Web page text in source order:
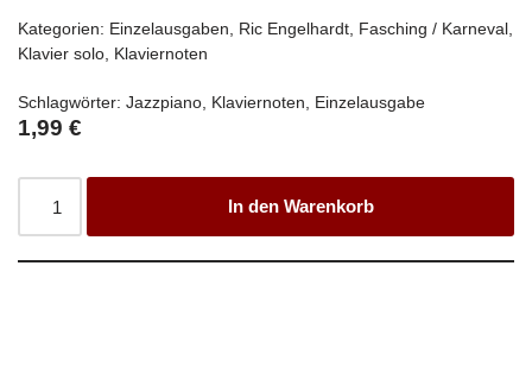
Kategorien: Einzelausgaben, Ric Engelhardt, Fasching / Karneval ,
Klavier solo, Klaviernoten
Schlagwörter: Jazzpiano, Klaviernoten, Einzelausgabe
1,99 €
In den Warenkorb